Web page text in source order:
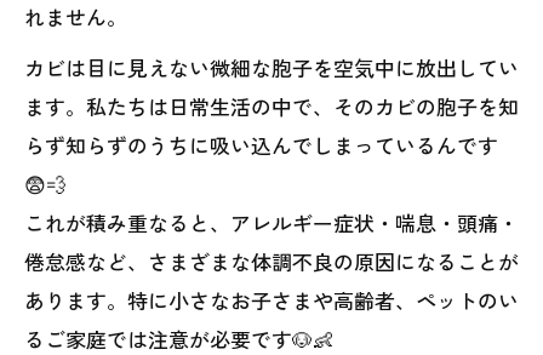
れません。
カビは目に見えない微細な胞子を空気中に放出してい
ます。私たちは日常生活の中で、そのカビの胞子を知
らず知らずのうちに吸い込んでしまっているんです
😨💨
これが積み重なると、アレルギー症状・喘息・頭痛・
倦怠感など、さまざまな体調不良の原因になることが
あります。特に小さなお子さまや高齢者、ペットのい
るご家庭では注意が必要です🐶👶